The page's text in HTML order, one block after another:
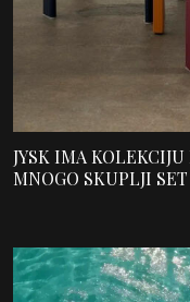
JYSK IMA
MNOGO SKUPLJI SET